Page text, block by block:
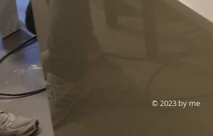
© 2023 by